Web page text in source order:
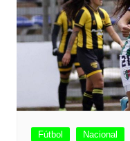
Fútbol Nacional